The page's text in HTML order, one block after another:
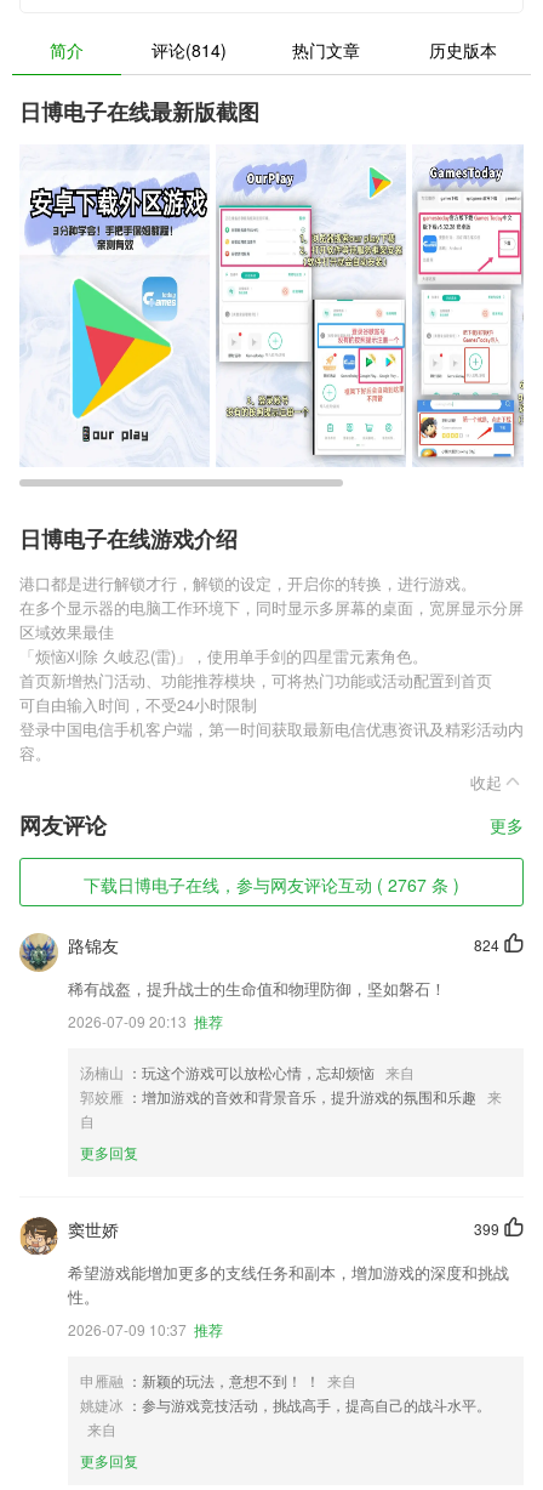
简介 评论(814) 热门文章 历史版本
日博电子在线最新版截图
日博电子在线游戏介绍
港口都是进行解锁才行，解锁的设定，开启你的转换，进行游戏。
在多个显示器的电脑工作环境下，同时显示多屏幕的桌面，宽屏显示分屏
区域效果最佳
「烦恼刈除 久岐忍(雷)」，使用单手剑的四星雷元素角色。
首页新增热门活动、功能推荐模块，可将热门功能或活动配置到首页
可自由输入时间，不受24小时限制
登录中国电信手机客户端，第一时间获取最新电信优惠资讯及精彩活动内
容。
收起
网友评论 更多
下载日博电子在线，参与网友评论互动 ( 2767 条 )
824
路锦友
稀有战盔，提升战士的生命值和物理防御，坚如磐石！
2026-07-09 20:13 推荐
汤楠山 ：玩这个游戏可以放松心情，忘却烦恼 来自
郭姣雁 ：增加游戏的音效和背景音乐，提升游戏的氛围和乐趣 来
自
更多回复
399
窦世娇
希望游戏能增加更多的支线任务和副本，增加游戏的深度和挑战
性。
2026-07-09 10:37 推荐
申雁融 ：新颖的玩法，意想不到！ ！
来自
姚婕冰 ：参与游戏竞技活动，挑战高手，提高自己的战斗水平。
来自
更多回复